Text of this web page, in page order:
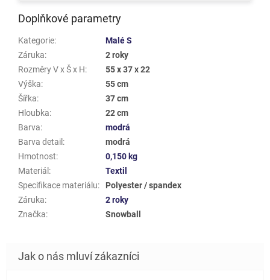
Doplňkové parametry
Kategorie:
Malé S
Záruka:
2 roky
Rozměry V x Š x H:
55 x 37 x 22
Výška:
55 cm
Šířka:
37 cm
Hloubka:
22 cm
Barva:
modrá
Barva detail :
modrá
Hmotnost:
0,150 kg
Materiál :
Textil
Specifikace materiálu:
Polyester / spandex
Záruka:
2 roky
Značka: Snowball